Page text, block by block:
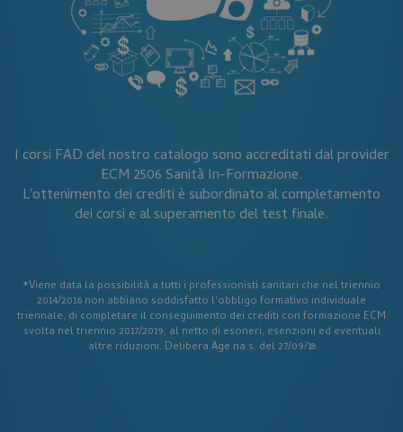
I corsi FAD del nostro catalogo sono accreditati dal provider
ECM 2506 Sanità In-Formazione.
L'ottenimento dei crediti è subordinato al completamento
dei corsi e al superamento del test finale.
*Viene data la possibilità a tutti i professionisti sanitari che nel triennio
2014/2016 non abbiano soddisfatto l'obbligo formativo individuale
triennale, di completare il conseguimento dei crediti con formazione ECM
svolta nel triennio 2017/2019, al netto di esoneri, esenzioni ed eventuali
altre riduzioni. Delibera Age.na.s. del 27/09/18
__cf_bm
Cloudflare Inc.
.hsforms.com